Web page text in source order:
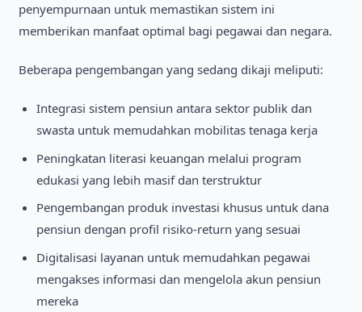
penyempurnaan untuk memastikan sistem ini
memberikan manfaat optimal bagi pegawai dan negara.
Beberapa pengembangan yang sedang dikaji meliputi:
Integrasi sistem pensiun antara sektor publik dan
swasta untuk memudahkan mobilitas tenaga kerja
Peningkatan literasi keuangan melalui program
edukasi yang lebih masif dan terstruktur
Pengembangan produk investasi khusus untuk dana
pensiun dengan profil risiko-return yang sesuai
Digitalisasi layanan untuk memudahkan pegawai
mengakses informasi dan mengelola akun pensiun
mereka